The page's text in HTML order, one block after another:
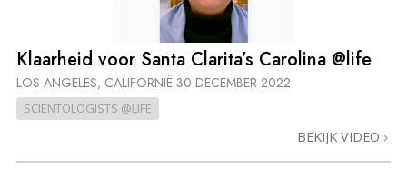
Klaarheid voor Santa Clarita’s Carolina @life
LOS ANGELES, CALIFORNIË 30 DECEMBER 2022
SCIENTOLOGISTS @LIFE
BEKIJK VIDEO